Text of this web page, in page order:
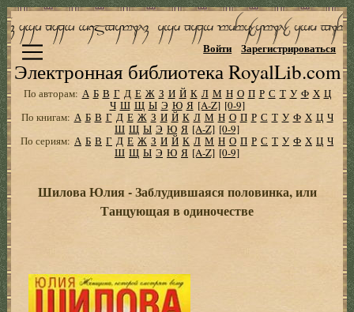
Электронная библиотека RoyalLib.com
Войти Зарегистрироваться
По авторам: А Б В Г Д Е Ж З И Й К Л М Н О П Р С Т У Ф Х Ц
Ч Ш Щ Ы Э Ю Я [A-Z] [0-9]
По книгам: А Б В Г Д Е Ж З И Й К Л М Н О П Р С Т У Ф Х Ц Ч
Ш Щ Ы Э Ю Я [A-Z] [0-9]
По сериям: А Б В Г Д Е Ж З И Й К Л М Н О П Р С Т У Ф Х Ц Ч
Ш Щ Ы Э Ю Я [A-Z] [0-9]
Шилова Юлия - Заблудившаяся половинка, или
Танцующая в одиночестве